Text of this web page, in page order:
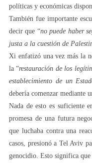
políticas y económicas
También fue importante
decir que “nopuede haber
justa a la cuestión de
Xi enfatizó una vez más la
la “restauración de los
establecimiento de un
debería comenzar mediante
Nada de esto es suficiente
promesa de una futura
que luchaba contra una
casos, presionó a Tel Aviv
genocidio. Esto significa que